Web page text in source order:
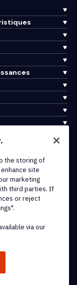
ou de ses affiliés
the storing of
site
marketing
third parties. If
or reject
via our